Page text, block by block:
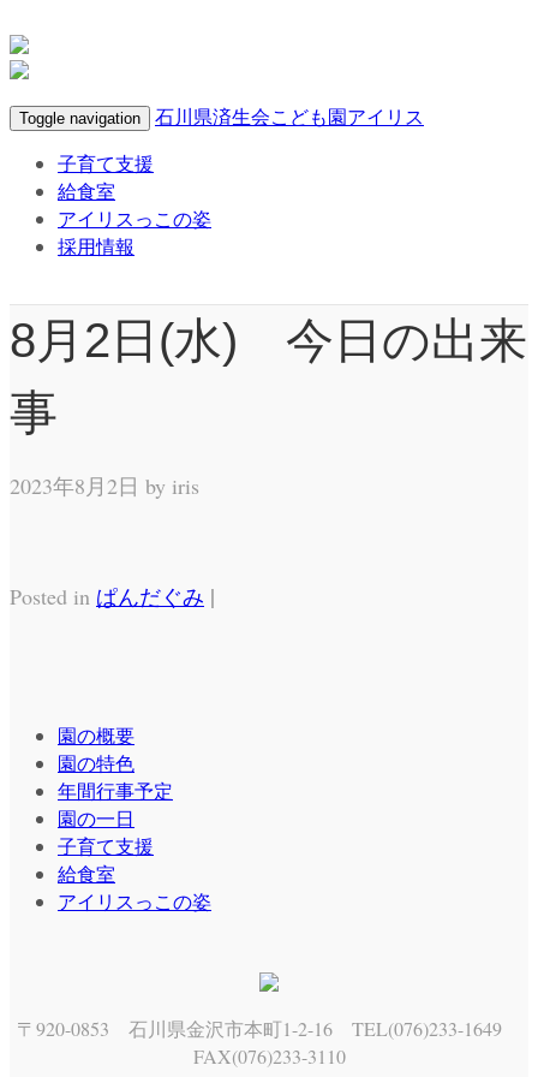
Toggle navigation
石川県済生会こども園アイリス
子育て支援
給食室
アイリスっこの姿
採用情報
8月2日(水) 今日の出来
事
2023年8月2日 by iris
Posted in ぱんだぐみ |
園の概要
園の特色
年間行事予定
園の一日
子育て支援
給食室
アイリスっこの姿
〒920-0853 石川県金沢市本町1-2-16 TEL(076)233-1649
FAX(076)233-3110